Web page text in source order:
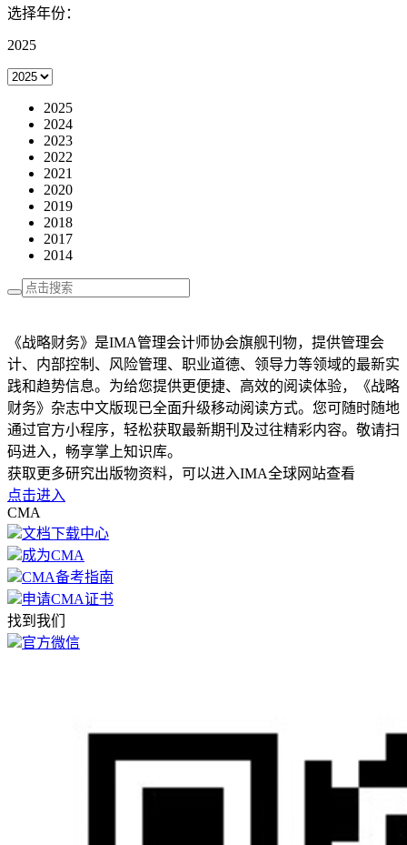
选择年份：
2025
2025
2024
2023
2022
2021
2020
2019
2018
2017
2014
《战略财务》是IMA管理会计师协会旗舰刊物，提供管理会
计、内部控制、风险管理、职业道德、领导力等领域的最新实
践和趋势信息。为给您提供更便捷、高效的阅读体验，《战略
财务》杂志中文版现已全面升级移动阅读方式。您可随时随地
通过官方小程序，轻松获取最新期刊及过往精彩内容。敬请扫
码进入，畅享掌上知识库。
获取更多研究出版物资料，可以进入IMA全球网站查看
点击进入
CMA
文档下载中心
成为CMA
CMA备考指南
申请CMA证书
找到我们
官方微信